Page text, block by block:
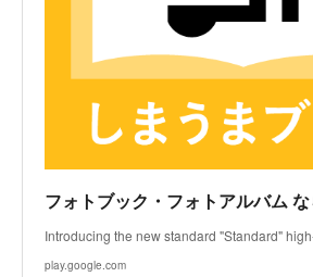
Introducing the new standard "Standard"
play.google.com